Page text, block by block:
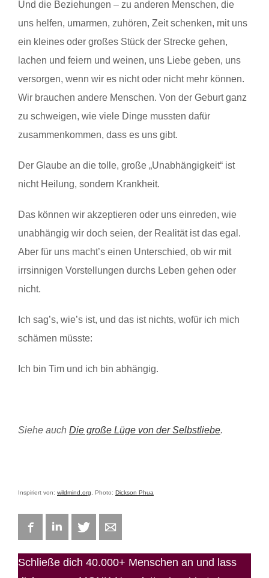
Und die Beziehungen – zu anderen Menschen, die
uns helfen, umarmen, zuhören, Zeit schenken, mit uns
ein kleines oder großes Stück der Strecke gehen,
lachen und feiern und weinen, uns Liebe geben, uns
versorgen, wenn wir es nicht oder nicht mehr können.
Wir brauchen andere Menschen. Von der Geburt ganz
zu schweigen, wie viele Dinge mussten dafür
zusammenkommen, dass es uns gibt.
Der Glaube an die tolle, große „Unabhängigkeit“ ist
nicht Heilung, sondern Krankheit.
Das können wir akzeptieren oder uns einreden, wie
unabhängig wir doch seien, der Realität ist das egal.
Aber für uns macht’s einen Unterschied, ob wir mit
irrsinnigen Vorstellungen durchs Leben gehen oder
nicht.
Ich sag’s, wie’s ist, und das ist nichts, wofür ich mich
schämen müsste:
Ich bin Tim und ich bin abhängig.
Siehe auch Die große Lüge von der Selbstliebe.
Inspiriert von: wildmind.org , Photo: Dickson Phua
FacebookLinkedIn Twitter
Schließe dich 40.000+ Menschen an und lass